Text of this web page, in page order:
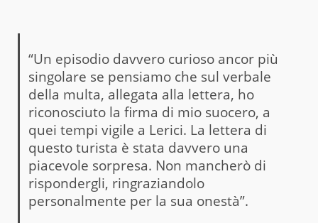
“Un episodio davvero curioso ancor più
singolare se pensiamo che sul verbale
della multa, allegata alla lettera, ho
riconosciuto la firma di mio suocero, a
quei tempi vigile a Lerici. La lettera di
questo turista è stata davvero una
piacevole sorpresa. Non mancherò di
rispondergli, ringraziandolo
personalmente per la sua onestà”.